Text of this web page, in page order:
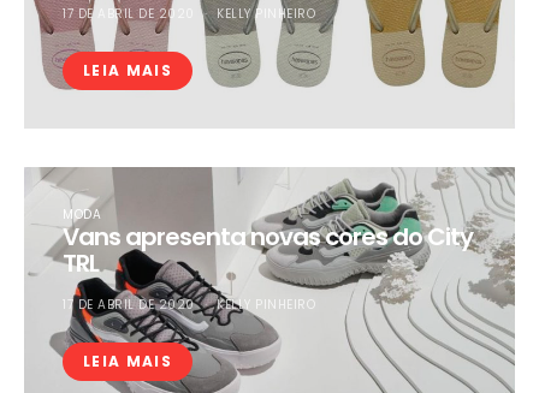
17 DE ABRIL DE 2020 KELLY PINHEIRO
LEIA MAIS
MODA
Vans apresenta novas cores do City
TRL
17 DE ABRIL DE 2020 KELLY PINHEIRO
LEIA MAIS